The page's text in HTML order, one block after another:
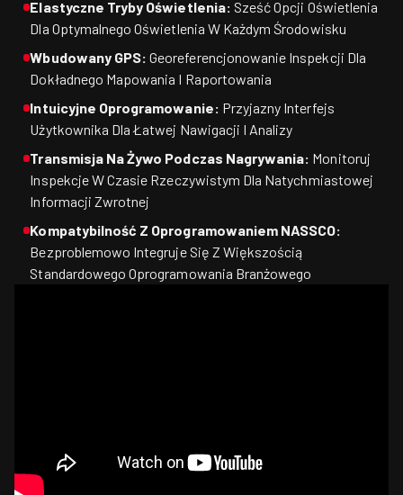
Elastyczne Tryby Oświetlenia: Sześć Opcji Oświetlenia
Dla Optymalnego Oświetlenia W Każdym Środowisku
Wbudowany GPS: Georeferencjonowanie Inspekcji Dla
Dokładnego Mapowania I Raportowania
Intuicyjne Oprogramowanie: Przyjazny Interfejs
Użytkownika Dla Łatwej Nawigacji I Analizy
Transmisja Na Żywo Podczas Nagrywania: Monitoruj
Inspekcje W Czasie Rzeczywistym Dla Natychmiastowej
Informacji Zwrotnej
Kompatybilność Z Oprogramowaniem NASSCO:
Bezproblemowo Integruje Się Z Większością
Standardowego Oprogramowania Branżowego